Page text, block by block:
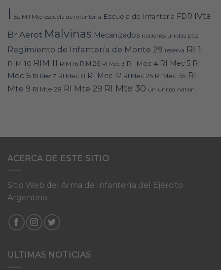
I Ec Mil Mte escuela de infanteria Escuela de Infantería FDR IVta
Br Aerot Malvinas Mecanizados naciones unidas paz
Regimiento de Infantería de Monte 29 reserva RI 1
RIM 10 RIM 11 RIM 16 RIM 26 RI Mec 3 RI Mec 4 RI Mec 5 RI
Mec 6 RI Mec 7 RI Mec 8 RI Mec 12 RI Mec 25 RI Mec 35 RI
Mte 9 RI Mte 28 RI Mte 29 RI Mte 30 un united nation
ACERCA DE ESTE SITIO
Sitio Web del Arma de Infantería del Ejército
Argentino
ULTIMAS NOTICIAS